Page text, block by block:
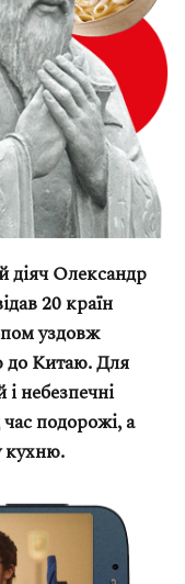
діяч Олександр
20 країн
уздовж
до Китаю. Для
небезпечні
час подорожі, а
кухню.